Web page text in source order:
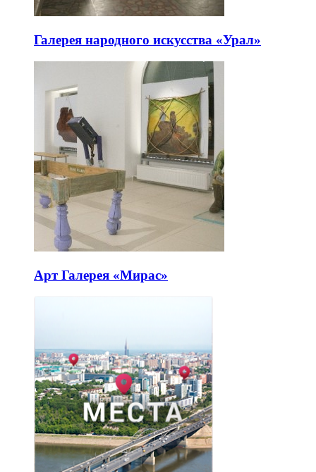
Галерея народного искусства «Урал»
Арт Галерея «Мирас»